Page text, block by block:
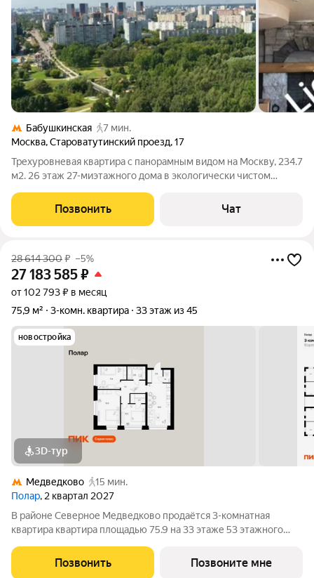
Бабушкинская
7 мин.
Москва,Староватутинский проезд,17
Трехуровневая квартира с панорамным видом на Москву, 234.7
м2. 26 этаж 27-миэтажного дома в экологически чистом
просторная гостиная с панорамным видом на город, большая
кухня, столовая,
Позвонить Чат
28 614 300₽ –5%
27 183 585₽
от 102 793 ₽ в месяц
75,9 м²
3-комн. квартира 33 этаж из 45
новостройка
3D-тур
Медведково
15 мин.
Полар, 2 квартал 2027
В районе Северное Медведково продаётся 3-комнатная
квартира квартира площадью 75.9 на 33 этаже 53 этажного
расположение 17 минут пешком до станции метро
«Медведково». 8 минут на автомобиле до
Позвонить Позвоните мне